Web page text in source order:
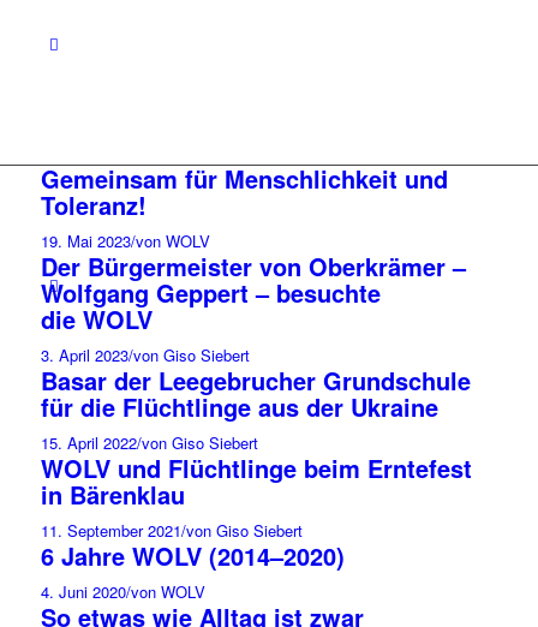
Gemeinsam für Menschlichkeit und
Toleranz!
19. Mai 2023/von WOLV
Der Bürgermeister von Oberkrämer –
Wolfgang Geppert – besuchte
die WOLV
3. April 2023/von Giso Siebert
Basar der Leegebrucher Grundschule
für die Flüchtlinge aus der Ukraine
15. April 2022/von Giso Siebert
WOLV und Flüchtlinge beim Erntefest
in Bärenklau
11. September 2021/von Giso Siebert
6 Jahre WOLV (2014–2020)
4. Juni 2020/von WOLV
So etwas wie Alltag ist zwar